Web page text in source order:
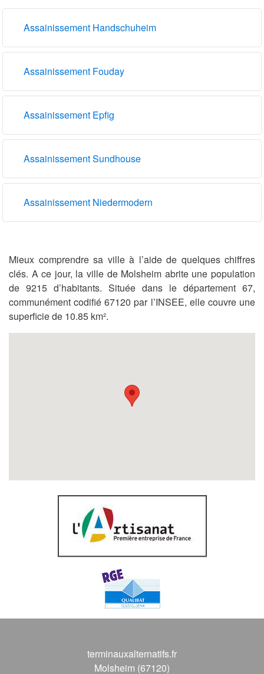
Assainissement Handschuheim
Assainissement Fouday
Assainissement Epfig
Assainissement Sundhouse
Assainissement Niedermodern
Mieux comprendre sa ville à l’aide de quelques chiffres
clés. A ce jour, la ville de Molsheim abrite une population
de 9215 d’habitants. Située dans le département 67,
communément codifié 67120 par l’INSEE, elle couvre une
superficie de 10.85 km².
terminauxalternatifs.fr
Molsheim (67120)